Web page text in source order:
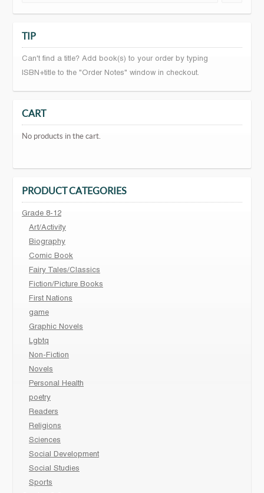
TIP
Can't find a title? Add book(s) to your order by typing
ISBN+title to the "Order Notes" window in checkout.
CART
No products in the cart.
PRODUCT CATEGORIES
Grade 8-12
Art/Activity
Biography
Comic Book
Fairy Tales/Classics
Fiction/Picture Books
First Nations
game
Graphic Novels
Lgbtq
Non-Fiction
Novels
Personal Health
poetry
Readers
Religions
Sciences
Social Development
Social Studies
Sports